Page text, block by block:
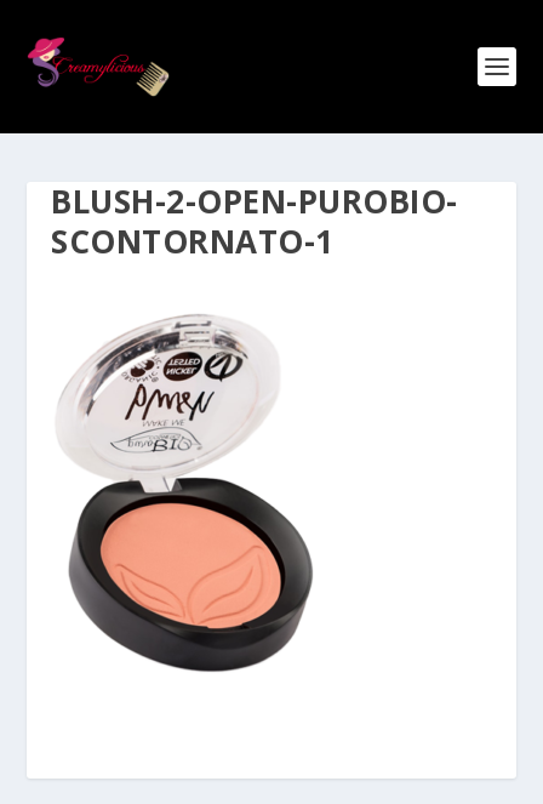
BLUSH-2-OPEN-PUROBIO-
SCONTORNATO-1